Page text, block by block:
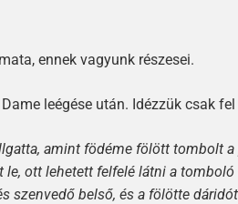
ennek vagyunk részesei.
leégése után. Idézzük csak
amint födéme fölött tombolt
ott lehetett felfelé látni a
szenvedő belső, és a fölötte